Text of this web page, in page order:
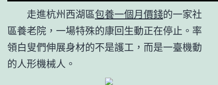
走進杭州西湖區包養一個月價錢的一家社
區養老院，一場特殊的康回生動正在停止。率
領白叟們伸展身材的不是護工，而是一臺機動
的人形機械人。